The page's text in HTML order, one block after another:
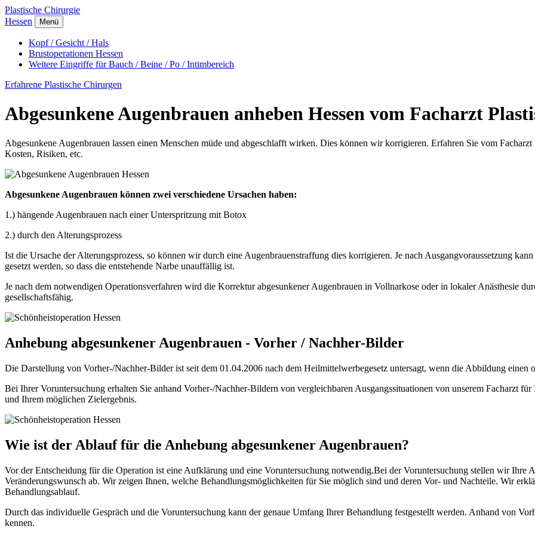
Plastische Chirurgie
Hessen
Menü
Kopf / Gesicht / Hals
Brustoperationen Hessen
Weitere Eingriffe für Bauch / Beine / Po / Intimbereich
Erfahrene Plastische Chirurgen
Abgesunkene Augenbrauen anheben Hessen vom Facharzt
Abgesunkene Augenbrauen lassen einen Menschen müde und abgeschlafft wirken. Dies können wir korrigieren. Erfahren Sie vom
Kosten, Risiken, etc.
Abgesunkene Augenbrauen können zwei verschiedene Ursachen haben:
1.) hängende Augenbrauen nach einer Unterspritzung mit Botox
2.) durch den Alterungsprozess
Ist die Ursache der Alterungsprozess, so können wir durch eine Augenbrauenstraffung dies korrigieren. Je nach Ausgangvoraussetzung
gesetzt werden, so dass die entstehende Narbe unauffällig ist.
Je nach dem notwendigen Operationsverfahren wird die Korrektur abgesunkener Augenbrauen in Vollnarkose oder in lokaler Anästhesie
gesellschaftsfähig.
Anhebung abgesunkener Augenbrauen - Vorher / Nachher-Bilder
Die Darstellung von Vorher-/Nachher-Bilder ist seit dem 01.04.2006 nach dem Heilmittelwerbegesetz untersagt, wenn die Abbildung
Bei Ihrer Voruntersuchung erhalten Sie anhand Vorher-/Nachher-Bildern von vergleichbaren Ausgangssituationen von unserem Facharzt
und Ihrem möglichen Zielergebnis.
Wie ist der Ablauf für die Anhebung abgesunkener Augenbrauen?
Vor der Entscheidung für die Operation ist eine Aufklärung und eine Voruntersuchung notwendig.Bei der Voruntersuchung stellen wir Ihre
Veränderungswunsch ab. Wir zeigen Ihnen, welche Behandlungsmöglichkeiten für Sie möglich sind und deren Vor- und Nachteile. Wir
Behandlungsablauf.
Durch das individuelle Gespräch und die Voruntersuchung kann der genaue Umfang Ihrer Behandlung festgestellt werden. Anhand von
kennen.